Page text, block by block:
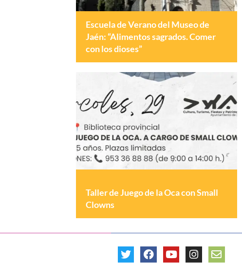
Escuela de Verano del Museo de
Jaén: “Alimentos sagrados. Comer
con los dioses”
Taller de Juego de la Oca con Small
Clowns